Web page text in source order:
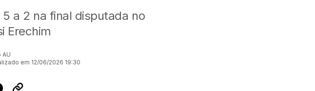
a 2 na final disputada no
Erechim
AU
em 12/06/2026 19:30